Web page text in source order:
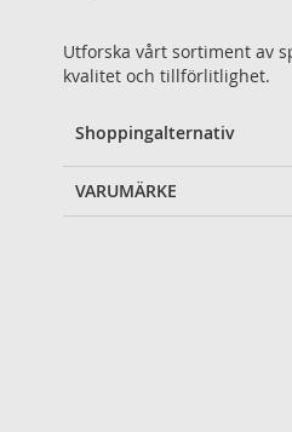
Utforska vårt sortiment av
kvalitet och tillförlitlighet.
Shoppingalternativ
VARUMÄRKE